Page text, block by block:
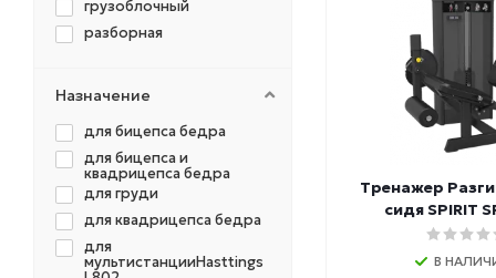
Тренажер
сидя SPIRIT
В
грузоблочный
разборная
Назначение
для бицепса бедра
для бицепса и
квадрицепса бедра
для груди
для квадрицепса бедра
для
мультистанцииHasttings